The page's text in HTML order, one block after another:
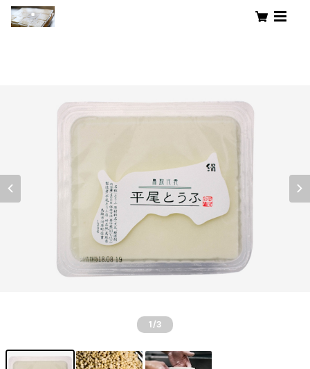
1 /3